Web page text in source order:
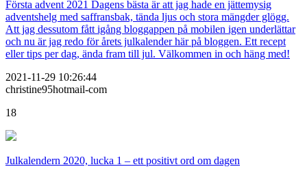
Första advent 2021 Dagens bästa är att jag hade en jättemysig
adventshelg med saffransbak, tända ljus och stora mängder glögg.
Att jag dessutom fått igång bloggappen på mobilen igen underlättar
och nu är jag redo för årets julkalender här på bloggen. Ett recept
eller tips per dag, ända fram till jul. Välkommen in och häng med!
2021-11-29 10:26:44
christine95hotmail-com
18
Julkalendern 2020, lucka 1 – ett positivt ord om dagen